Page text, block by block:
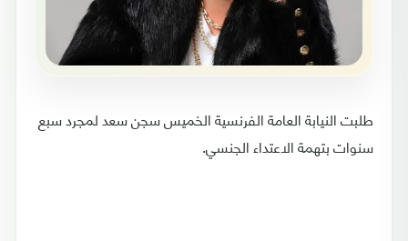
طلبت النيابة العامة الفرنسية الخميس سجن سعد لمجرد سبع
سنوات بتهمة الاعتداء الجنسي.